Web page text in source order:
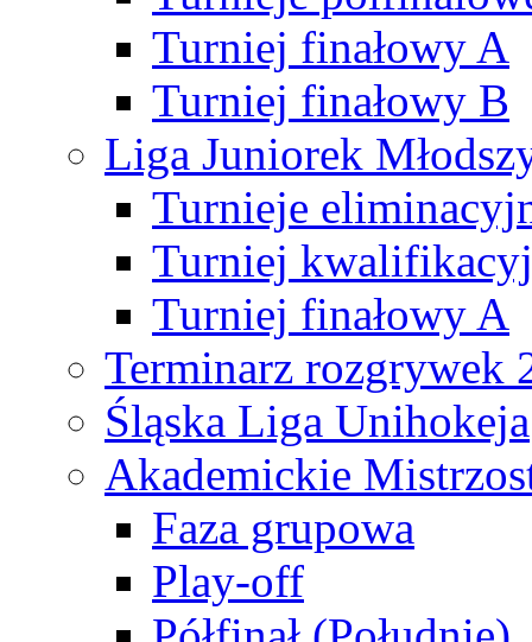
Turniej finałowy A
Turniej finałowy B
Liga Juniorek
Turnieje
Turniej
Turniej finałowy A
Terminarz rozgrywek
Śląska Liga Unihokeja
Akademickie
Faza grupowa
Play-off